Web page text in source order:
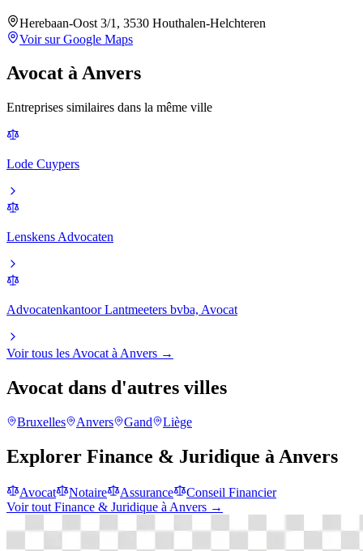
Herebaan-Oost 3/1, 3530 Houthalen-Helchteren
Voir sur Google Maps
Avocat àAnvers
Entreprises similaires dans la même ville
Lode Cuypers
Lenskens Advocaten
Advocatenkantoor Lantmeeters bvba, Avocat
Voir tous les Avocat à Anvers →
Avocat dans d'autres villes
Bruxelles Anvers Gand Liège
Explorer Finance & Juridique à Anvers
Avocat Notaire Assurance
Conseil Financier
Voir tout Finance & Juridique à Anvers →